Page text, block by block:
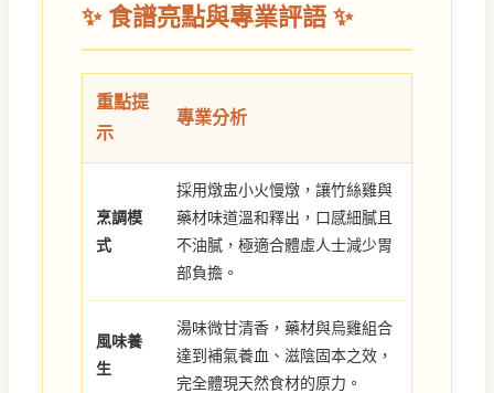
✨ 食譜亮點與專業評語 ✨
重點提
示
專業分析
烹調模
式
採用燉盅小火慢燉，讓竹絲雞與
藥材味道溫和釋出，口感細膩且
不油膩，極適合體虛人士減少胃
部負擔。
風味養
生
湯味微甘清香，藥材與烏雞組合
達到補氣養血、滋陰固本之效，
完全體現天然食材的原力。